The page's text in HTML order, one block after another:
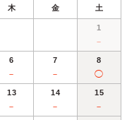
木 金 土
1
－
6
－
7
－
8
◯
13
－
14
－
15
－